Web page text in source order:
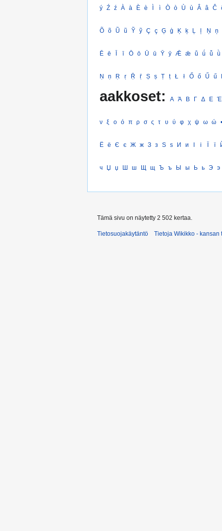
ý Ź ź À à È è Ì ì Ò ò Ù ù Â â Ĉ
Õ õ Ũ ũ Ỹ ỹ Ç ç Ģ ģ Ķ ķ Ļ ļ Ņ ņ
Ē ē Ī ī Ō ō Ū ū Ȳ ȳ Ǣ ǣ ǖ ǘ ǚ ǜ
Ṇ ṇ Ṛ ṛ Ṝ ṝ Ṣ ṣ Ṭ ṭ Ł ł Ő ő Ű ű
aakkoset: Α Ά Β Γ Δ Ε Έ
ν ξ ο ό π ρ σ ς τ υ ύ φ χ ψ ω ώ •
Ё ё Є є Ж ж З з Ѕ ѕ И и І і Ї ї
ч Џ џ Ш ш Щ щ Ъ ъ Ы ы Ь ь Э э
Tämä sivu on näytetty 2 502 kertaa.
Tietosuojakäytäntö Tietoja Wikikko - kansan